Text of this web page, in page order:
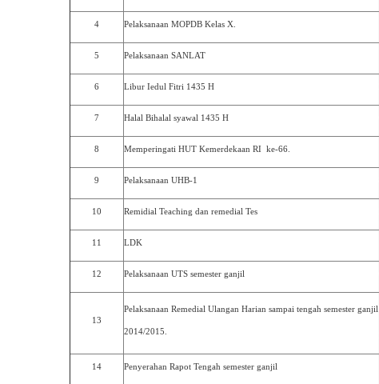
4 Pelaksanaan MOPDB Kelas X.
5 Pelaksanaan SANLAT
6 Libur Iedul Fitri 1435 H
7 Halal Bihalal syawal 1435 H
8 Memperingati HUT Kemerdekaan RI ke-66.
9 Pelaksanaan UHB-1
10 Remidial Teaching dan remedial Tes
11 LDK
12 Pelaksanaan UTS semester ganjil
13
Pelaksanaan Remedial Ulangan Harian sampai tengah semester ganjil
2014/2015.
14 Penyerahan Rapot Tengah semester ganjil